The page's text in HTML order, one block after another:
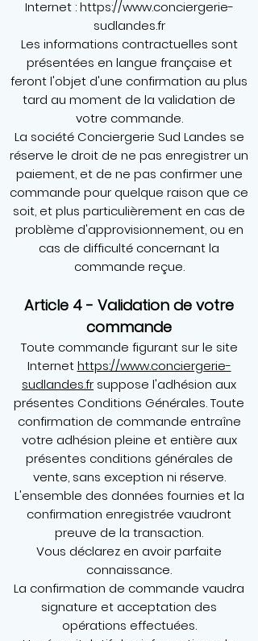
Internet :https://www.conciergerie-
sudlandes.fr
Les informations contractuelles sont
présentées en langue française et
feront l'objet d'une confirmation au plus
tard au moment de la validation de
votre commande.
La société Conciergerie Sud Landes se
réserve le droit de ne pas enregistrer un
paiement, et de ne pas confirmer une
commande pour quelque raison que ce
soit, et plus particulièrement en cas de
problème d'approvisionnement, ou en
cas de difficulté concernant la
commande reçue.
Article 4 - Validation de votre
commande
Toute commande figurant sur le site
Internethttps://www.conciergerie-
sudlandes.fr suppose l'adhésion aux
présentes Conditions Générales. Toute
confirmation de commande entraîne
votre adhésion pleine et entière aux
présentes conditions générales de
vente, sans exception ni réserve.
L'ensemble des données fournies et la
confirmation enregistrée vaudront
preuve de la transaction.
Vous déclarez en avoir parfaite
connaissance.
La confirmation de commande vaudra
signature et acceptation des
opérations effectuées.